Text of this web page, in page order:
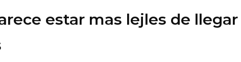
estar mas lejles de llegar